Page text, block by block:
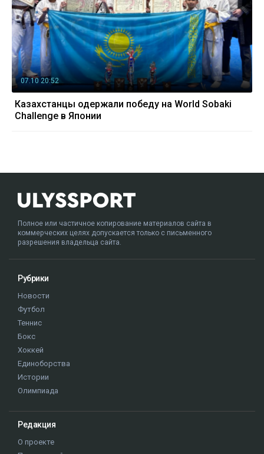
07.10 20:52
Казахстанцы одержали победу на World Sobaki
Challenge в Японии
Полное или частичное копирование материалов сайта в
коммерческих целях допускается только с письменного
разрешения владельца сайта.
Рубрики
Новости
Футбол
Теннис
Бокс
Хоккей
Единоборства
Истории
Олимпиада
Редакция
О проекте